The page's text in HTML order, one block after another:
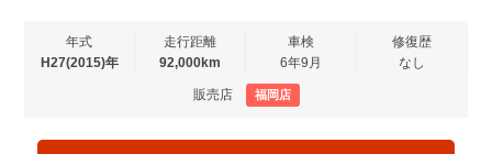
年式
H27(2015)年
走行距離
92,000km
車検
6年9月
修復歴
なし
販売店 福岡店